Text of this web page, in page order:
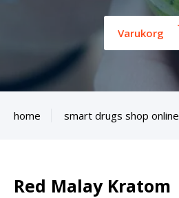
Varukorg
home smart drugs shop online
Red Malay Kratom